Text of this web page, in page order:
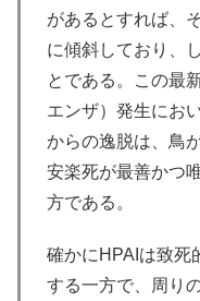
があるとすれば、
に傾斜しており、
とである。この最
エンザ）発生にお
からの逸脱は、鳥
安楽死が最善かつ
方である。
確かにHPAIは致死
する一方で、周り